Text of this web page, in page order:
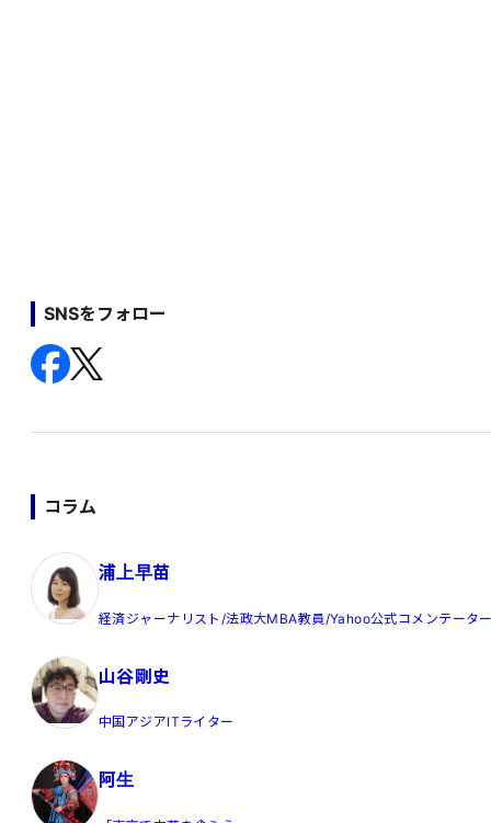
SNSをフォロー
コラム
浦上早苗
経済ジャーナリスト/法政大MBA教員/Yahoo公式コメンテータ
山谷剛史
中国アジアITライター
阿生